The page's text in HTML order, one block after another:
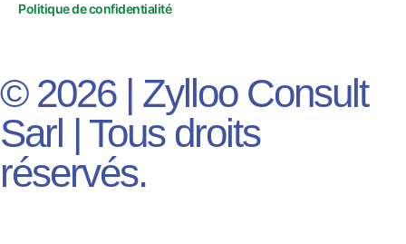
Politique de confidentialité
© 2026 | Zylloo Consult
Sarl | Tous droits
réservés.